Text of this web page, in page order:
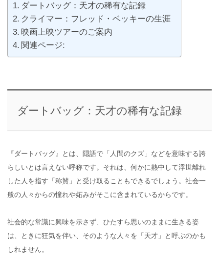
ダートバッグ：天才の稀有な記録
クライマー：フレッド・ベッキーの生涯
映画上映ツアーのご案内
関連ページ:
ダートバッグ：天才の稀有な記録
『ダートバッグ』とは、隠語で「人間のクズ」などを意味する誇
らしいとは言えない呼称です。それは、何かに熱中して浮世離れ
した人を指す「称賛」と受け取ることもできるでしょう。社会一
般の人々からの憧れや妬みがそこに含まれているからです。
社会的な常識に興味を示さず、ひたすら思いのままに生きる姿
は、ときに狂気を伴い、そのような人々を「天才」と呼ぶのかも
しれません。